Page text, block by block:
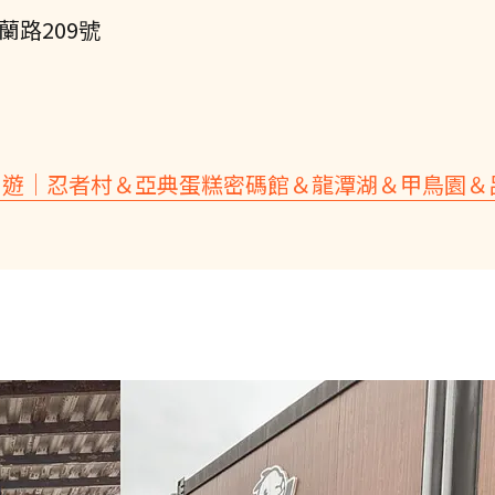
路209號
｜忍者村＆亞典蛋糕密碼館＆龍潭湖＆甲鳥園